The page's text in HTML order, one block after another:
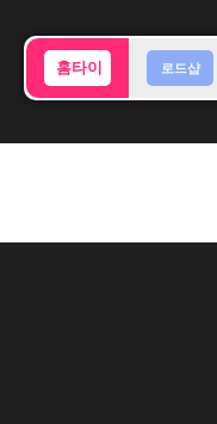
홈타이 로드샵